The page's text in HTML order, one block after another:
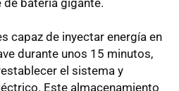
batería gigante.
capaz de inyectar energía en
durante unos 15 minutos,
el sistema y
Este almacenamiento